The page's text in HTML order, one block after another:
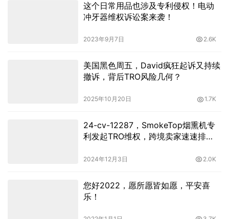
这个日常用品也涉及专利侵权！电动
冲牙器维权诉讼案来袭！
2023年9月7日 2.6K
美国黑色周五，David疯狂起诉又持续
撤诉，背后TRO风险几何？
2025年10月20日 1.7K
24-cv-12287，SmokeTop烟熏机专
利发起TRO维权，跨境卖家速速排
2024年12月3日 2.0K
您好2022，愿所愿皆如愿，平安喜
乐！